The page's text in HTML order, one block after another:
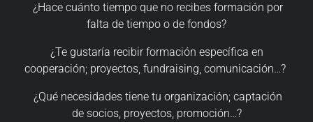
¿Hace cuánto tiempo que no recibes formación por
falta de tiempo o de fondos?
¿Te gustaría recibir formación específica en
cooperación; proyectos, fundraising, comunicación…?
¿Qué necesidades tiene tu organización; captación
de socios, proyectos, promoción…?